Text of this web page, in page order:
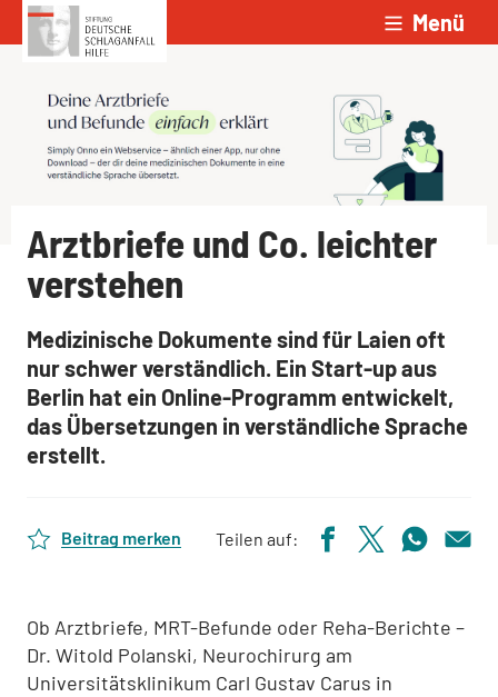
Zum Inhalt springen Menü
Arztbriefe und Co. leichter
verstehen
Medizinische Dokumente sind für Laien oft
nur schwer verständlich. Ein Start-up aus
Berlin hat ein Online-Programm entwickelt,
das Übersetzungen in verständliche Sprache
erstellt.
Beitrag merken Teilen auf:
Ob Arztbriefe, MRT-Befunde oder Reha-Berichte –
Dr. Witold Polanski, Neurochirurg am
Universitätsklinikum Carl Gustav Carus in